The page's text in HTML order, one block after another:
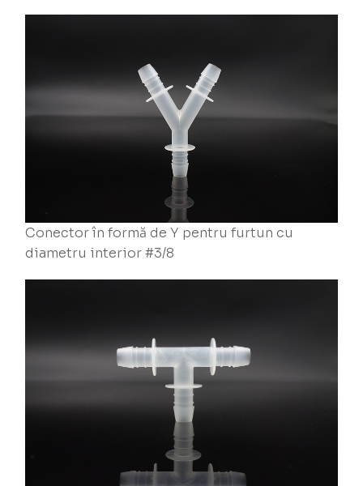
Conector în formă de Y pentru furtun cu
diametru interior #3/8